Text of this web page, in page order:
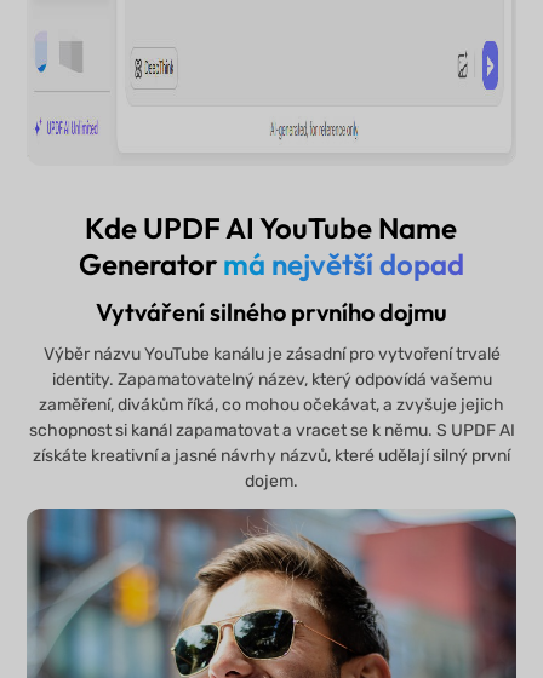
Kde UPDF AI YouTube Name
Generator má největší dopad
Vytváření silného prvního dojmu
Výběr názvu YouTube kanálu je zásadní pro vytvoření trvalé
identity. Zapamatovatelný název, který odpovídá vašemu
zaměření, divákům říká, co mohou očekávat, a zvyšuje jejich
schopnost si kanál zapamatovat a vracet se k němu. S UPDF AI
získáte kreativní a jasné návrhy názvů, které udělají silný první
dojem.